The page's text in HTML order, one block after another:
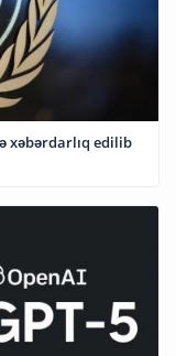
xəbərdarlıq edilib